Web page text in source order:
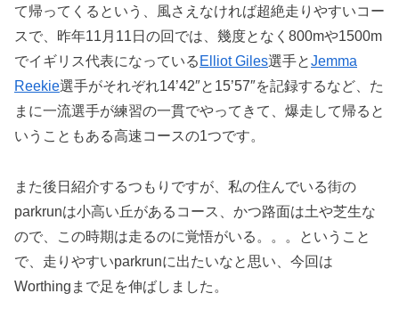
て帰ってくるという、風さえなければ超絶走りやすいコー
スで、昨年11月11日の回では、幾度となく800mや1500m
でイギリス代表になっている Elliot Giles選手とJemma
Reekie選手がそれぞれ14’42″と15’57″を記録するなど、た
まに一流選手が練習の一貫でやってきて、爆走して帰ると
いうこともある高速コースの1つです。
また後日紹介するつもりですが、私の住んでいる街の
parkrunは小高い丘があるコース、かつ路面は土や芝生な
ので、この時期は走るのに覚悟がいる。。。ということ
で、走りやすいparkrunに出たいなと思い、今回は
Worthingまで足を伸ばしました。